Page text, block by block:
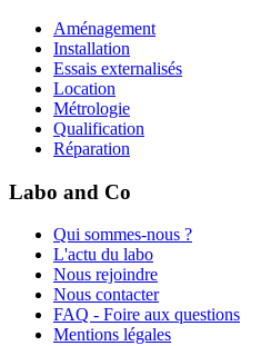
Aménagement
Installation
Essais externalisés
Location
Métrologie
Qualification
Réparation
Labo and Co
Qui sommes-nous ?
L'actu du labo
Nous rejoindre
Nous contacter
FAQ - Foire aux questions
Mentions légales